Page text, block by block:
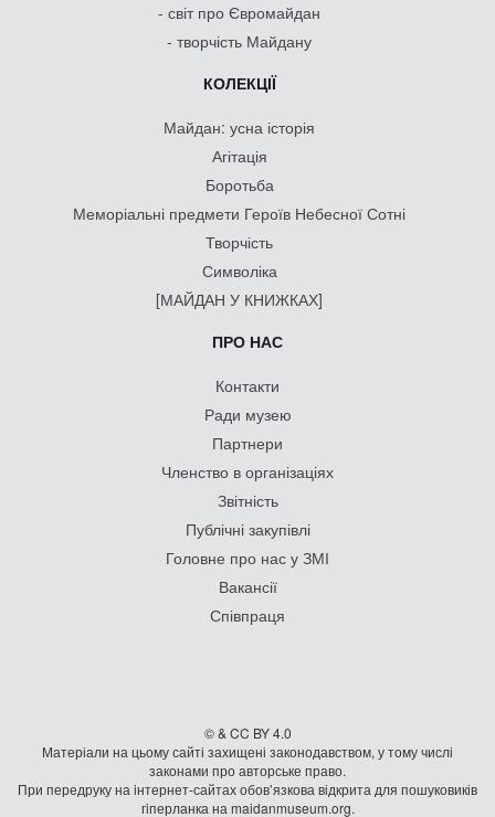
- світ про Євромайдан
- творчість Майдану
КОЛЕКЦІЇ
Майдан: усна історія
Агітація
Боротьба
Меморіальні предмети Героїв Небесної Сотні
Творчість
Символіка
[МАЙДАН У КНИЖКАХ]
ПРО НАС
Контакти
Ради музею
Партнери
Членство в організаціях
Звітність
Публічні закупівлі
Головне про нас у ЗМІ
Вакансії
Співпраця
© & CC BY 4.0
Матеріали на цьому сайті захищені законодавством, у тому числі
законами про авторське право.
При передруку на iнтернет-сайтах обов’язкова відкрита для пошуковиків
гiперланка на maidanmuseum.org.